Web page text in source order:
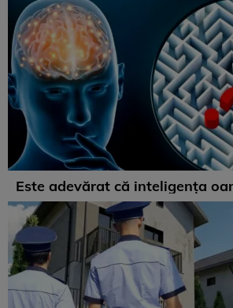
Este adevărat că inteligența